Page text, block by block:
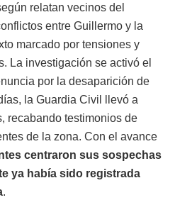
relatan vecinos del
entre Guillermo y la
marcado por tensiones y
La investigación se activó el
por la desaparición de
la Guardia Civil llevó a
recabando testimonios de
de la zona. Con el avance
centraron sus sospechas
ya había sido registrada
.